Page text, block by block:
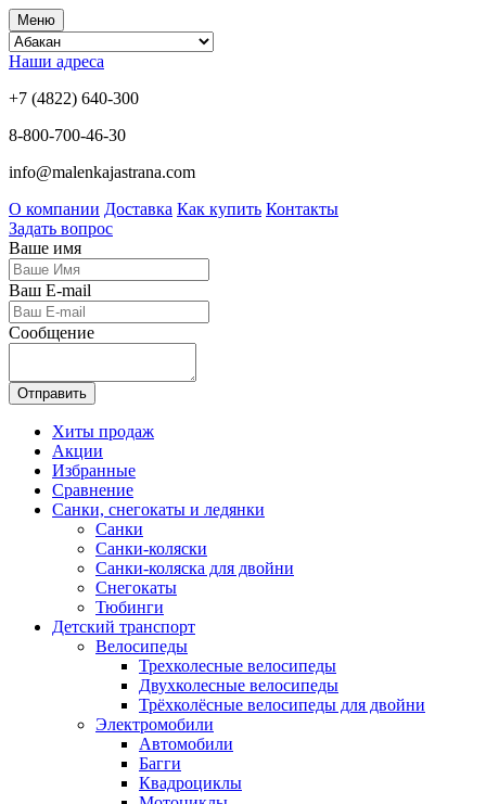
Меню
Наши адреса
+7 (4822) 640-300
8-800-700-46-30
info@malenkajastrana.com
О компании Доставка Как купить Контакты
Задать вопрос
Ваше имя
Ваш E-mail
Сообщение
Отправить
Хиты продаж
Акции
Избранные
Сравнение
Санки, снегокаты и ледянки
Санки
Санки-коляски
Санки-коляска для двойни
Снегокаты
Тюбинги
Детский транспорт
Велосипеды
Трехколесные велосипеды
Двухколесные велосипеды
Трёхколёсные велосипеды для двойни
Электромобили
Автомобили
Багги
Квадроциклы